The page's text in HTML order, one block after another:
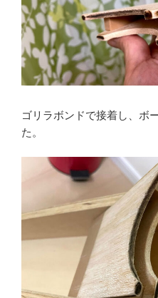
ゴリラボンドで接着し、ボ
た。